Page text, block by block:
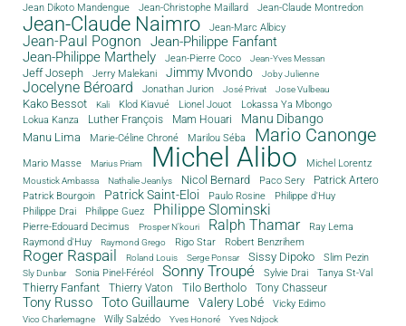
Jean Dikoto Mandengue Jean-Christophe Maillard Jean-Claude Montredon
Jean-Claude Naimro Jean-Marc Albicy
Jean-Paul Pognon
Jean-Philippe Fanfant
Jean-Philippe Marthely
Jean-Pierre Coco Jean-Yves Messan
Jeff Joseph Jerry Malekani Jimmy Mvondo Joby Julienne
Jocelyne Béroard Jonathan Jurion José Privat Jose Vulbeau
Kako Bessot Kali Klod Kiavué Lionel Jouot
Lokassa Ya Mbongo
Lokua Kanza
Luther François Mam Houari Manu Dibango
Manu Lima Marie-Céline Chroné Marilou Séba Mario Canonge
Mario Masse Marius Priam Michel Alibo Michel Lorentz
Moustick Ambassa Nathalie Jeanlys Nicol Bernard Paco Sery
Patrick Artero
Patrick Bourgoin
Patrick Saint-Eloi Paulo Rosine
Philippe d'Huy
Philippe Drai
Philippe Guez Philippe Slominski
Pierre-Edouard Decimus Prosper N'kouri Ralph Thamar
Ray Lema
Raymond d'Huy
Raymond Grego Rigo Star Robert Benzrihem
Roger Raspail Roland Louis Serge Ponsar Sissy Dipoko Slim Pezin
Sly Dunbar Sonia Pinel-Féréol Sonny Troupé Sylvie Drai Tanya St-Val
Thierry Fanfant Thierry Vaton Tilo Bertholo Tony Chasseur
Tony Russo Toto Guillaume Valery Lobé Vicky Edimo
Vico Charlemagne Willy Salzédo Yves Honoré Yves Ndjock